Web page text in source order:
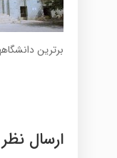
برترین
ارسال نظر